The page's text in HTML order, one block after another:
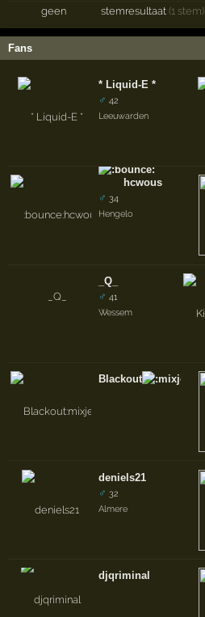
geen
stemresultaat(1 stem)
Fans
* Liquid-E *
♂ 42
Leeuwarden
hcwous
♂ 34
Hengelo
_Q_
♂ 41
Wessem
Blackout
deniels21
♂ 32
Almere
djqriminal